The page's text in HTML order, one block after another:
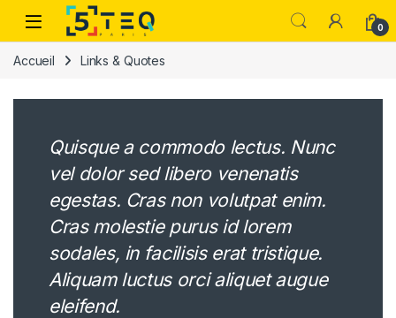
Passer à la navigation
Aller au contenu
0
Accueil Links & Quotes
Quisque a commodo lectus. Nunc
vel dolor sed libero venenatis
egestas. Cras non volutpat enim.
Cras molestie purus id lorem
sodales, in facilisis erat tristique.
Aliquam luctus orci aliquet augue
eleifend.